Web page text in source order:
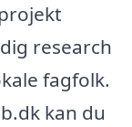
research
fagfolk.
kan du